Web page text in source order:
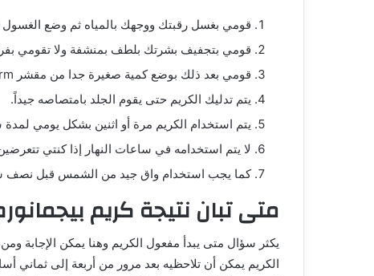
قومي بغسل رقبتك ووجهك بالمياه ثم وضع
قومي بتجفيف بشرتك بلطف بمنشفة ولا تقومي
قومي بعد ذلك بوضع كمية صغيرة جدا من مقشر pigmanorm على النمش أو البقع الداكنة في الرقبة أو الجبهة.
يتم تدليك الكريم حتى يقوم الجلد بامتصاصه جيداً.
يتم استخدام الكريم مرة أو اثنين بشكل يومي
لا يتم استخدامه في ساعات النهار إذا كنتي
كما يجب استخدام واق جيد من الشمس قبل نصف
متى تبان نتيجة كريم
يكثر سؤال متى يبدأ مفعول الكريم وهنا يمكن الإجابة
الكريم يمكن أن تلاحظيه بعد مرور من أربعة إلى ثماني